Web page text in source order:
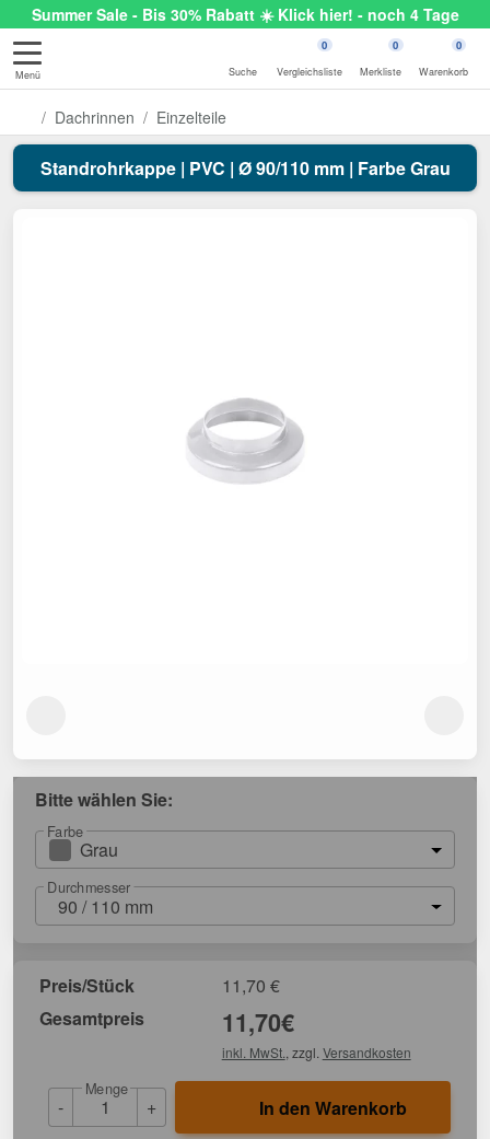
Summer Sale - Bis 30% Rabatt ☀️ Klick hier! - noch 4 Tage
Menü Suche
0
Vergleichsliste
0
Merkliste
0
Warenkorb
Dachrinnen Einzelteile
Standrohrkappe | PVC | Ø 90/110 mm | Farbe Grau
Bitte wählen Sie:
Farbe
Grau
Durchmesser
90 / 110 mm
Preis/Stück 11,70 €
Gesamtpreis
11,70€
inkl. MwSt. , zzgl. Versandkosten
-
Menge
+ In den Warenkorb